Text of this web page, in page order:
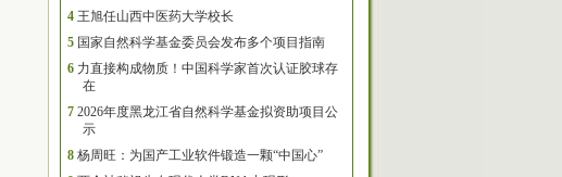
4 王旭任山西中医药大学校长
5 国家自然科学基金委员会发布多个项目指南
6 力直接构成物质！中国科学家首次认证胶球存
在
7 2026年度黑龙江省自然科学基金拟资助项目公
示
8 杨周旺：为国产工业软件锻造一颗“中国心”